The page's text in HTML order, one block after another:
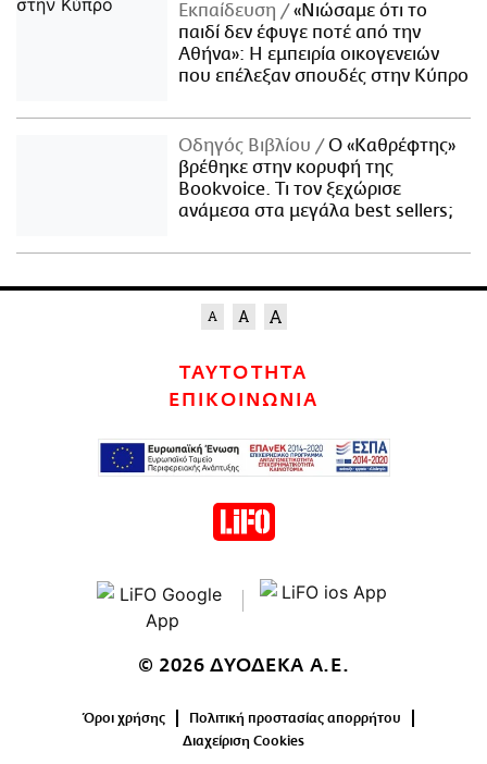
Εκπαίδευση
«Νιώσαμε ότι το
παιδί δεν έφυγε ποτέ από την
Αθήνα»: Η εμπειρία οικογενειών
που επέλεξαν σπουδές στην Κύπρο
Οδηγός Βιβλίου
Ο «Καθρέφτης»
βρέθηκε στην κορυφή της
Bookvoice. Τι τον ξεχώρισε
ανάμεσα στα μεγάλα best sellers;
ΤΑΥΤΟΤΗΤΑ
ΕΠΙΚΟΙΝΩΝΙΑ
© 2026 ΔΥΟΔΕΚΑ Α.Ε.
Όροι χρήσης
Πολιτική προστασίας απορρήτου
Διαχείριση Cookies